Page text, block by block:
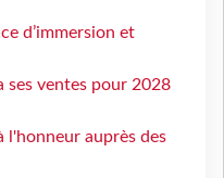
d’immersion et
ses ventes pour 2028
l'honneur auprès des